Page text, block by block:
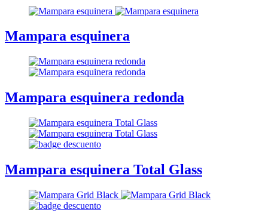
Mampara esquinera
Mampara esquinera redonda
Mampara esquinera Total Glass